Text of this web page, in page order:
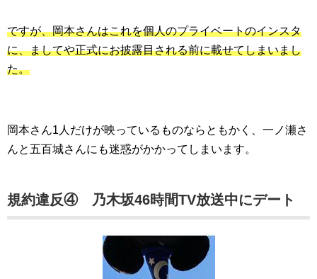
ですが、岡本さんはこれを個人のプライベートのインスタ
に、ましてや正式にお披露目される前に載せてしまいまし
た。
岡本さん1人だけが映っているものならともかく、一ノ瀬さ
んと五百城さんにも迷惑がかかってしまいます。
規約違反④ 乃木坂46時間TV放送中にデート